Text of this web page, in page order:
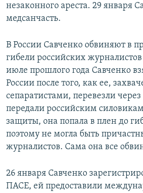
незаконного ареста. 29 января
медсанчасть.
В России Савченко обвиняют в
гибели российских
июле прошлого года Савченко
России после того, как ее,
сепаратистами, перевезли
передали российским
защиты, она попала в плен до
поэтому не могла быть
журналистов. Сама она все
26 января Савченко
ПАСЕ, ей предоставили